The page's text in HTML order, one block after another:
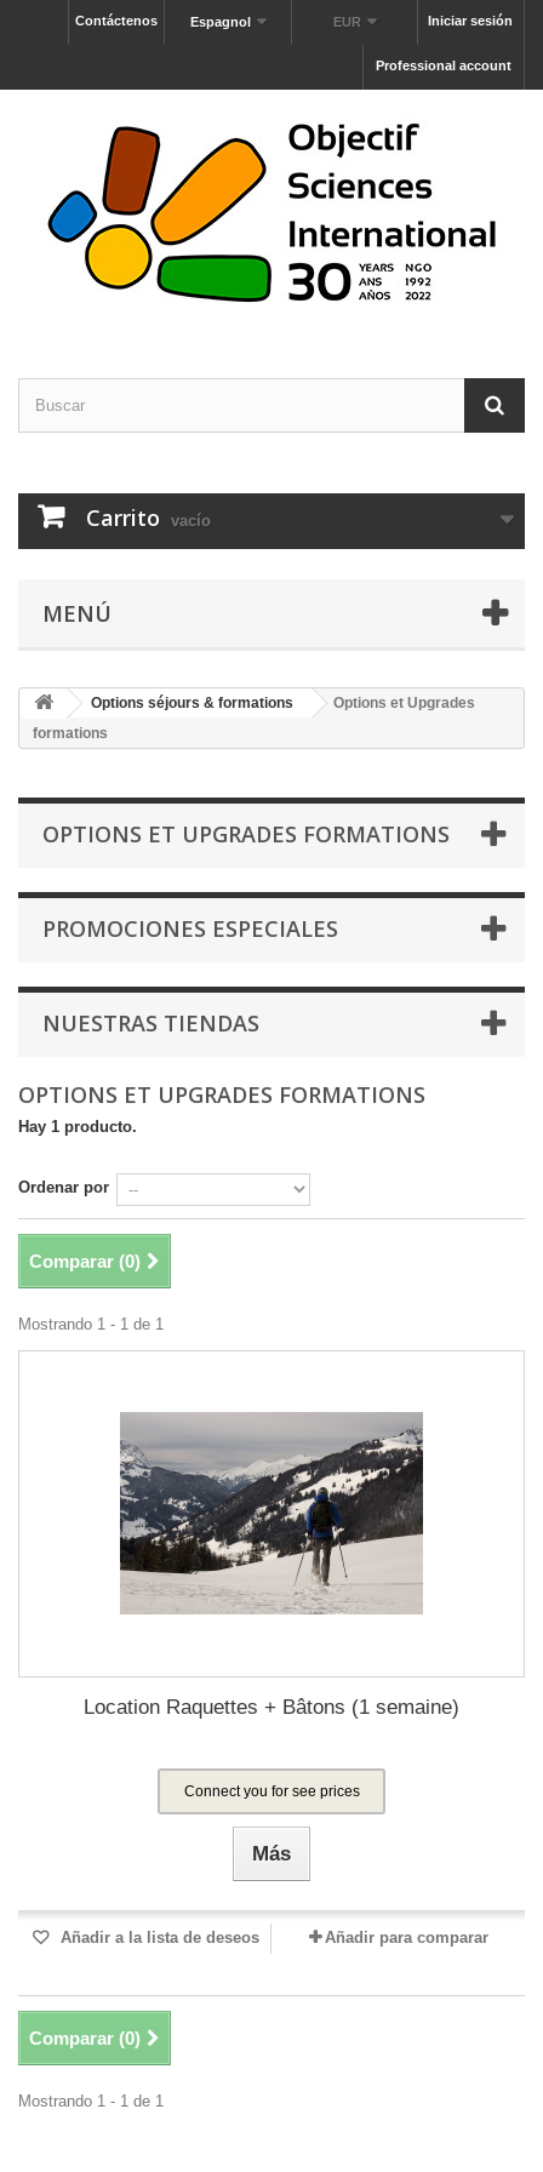
Iniciar sesión
EUR
Espagnol
Contáctenos
Professional account
Carrito vacío
MENÚ
Options séjours & formations
Options et Upgrades
formations
OPTIONS ET UPGRADES FORMATIONS
PROMOCIONES ESPECIALES
NUESTRAS TIENDAS
OPTIONS ET UPGRADES FORMATIONS
Hay 1 producto.
Ordenar por
Comparar (0)
Mostrando 1 - 1 de 1
Location Raquettes + Bâtons (1 semaine)
Connect you for see prices
Más
Añadir a la lista de deseos Añadir para comparar
Comparar (0)
Mostrando 1 - 1 de 1